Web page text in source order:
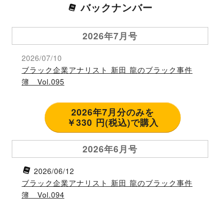
バックナンバー
2026年7月号
2026/07/10
ブラック企業アナリスト 新田 龍のブラック事件
簿 Vol.095
2026年7月分のみを
￥330 円(税込)で購入
2026年6月号
2026/06/12
ブラック企業アナリスト 新田 龍のブラック事件
簿 Vol.094